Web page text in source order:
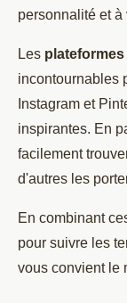
personnalité et à
Les
incontournables
Instagram et
inspirantes. En
facilement
d'autres les
En combinant
pour suivre les
vous convient le